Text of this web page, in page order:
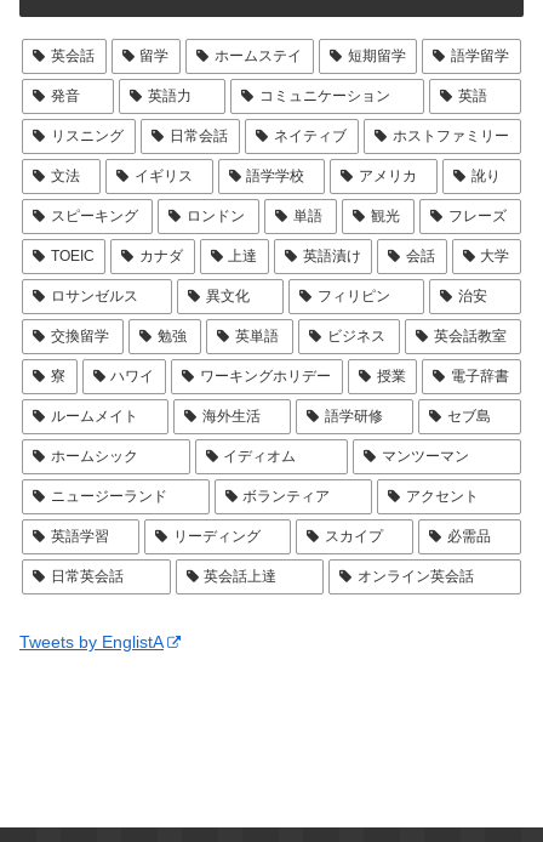
英会話 留学 ホームステイ 短期留学 語学留学
発音 英語力 コミュニケーション 英語
リスニング 日常会話 ネイティブ ホストファミリー
文法 イギリス 語学学校 アメリカ 訛り
スピーキング ロンドン 単語 観光 フレーズ
TOEIC カナダ 上達 英語漬け 会話 大学
ロサンゼルス 異文化 フィリピン 治安
交換留学 勉強 英単語 ビジネス 英会話教室
寮 ハワイ ワーキングホリデー 授業 電子辞書
ルームメイト 海外生活 語学研修 セブ島
ホームシック イディオム マンツーマン
ニュージーランド ボランティア アクセント
英語学習 リーディング スカイプ 必需品
日常英会話 英会話上達 オンライン英会話
Tweets by EnglistA